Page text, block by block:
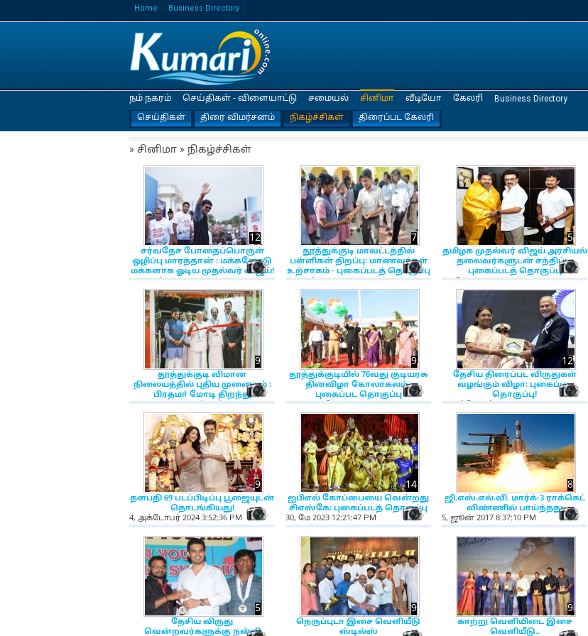
Home Business Directory
நம் நகரம் செய்திகள் - விளையாட்டு சமையல்
சினிமா
செய்திகள்
திரை விமர்சனம் நிகழ்ச்சிகள் திரைப்பட கேலரி
வீடியோ கேலரி Business Directory
» சினிமா » நிகழ்ச்சிகள்
NewsIcon
சர்வதேச போதைப்பொருள்
ஒழிப்பு மாரத்தான் : மக்களோடு
மக்களாக ஓடிய முதல்வர் விஜய்!
12
26, ஜூன் 2026 11:59:02 AM
NewsIcon
தூத்துக்குடி மாவட்டத்தில்
பள்ளிகள் திறப்பு: மாணவர்கள்
உற்சாகம் - புகைப்படத் தொகுப்பு
7
4, ஜூன் 2026 11:01:45 AM
தமிழக முதல்வர் விஜய் அரசியல்
தலைவர்களுடன் சந்திப்பு:
புகைப்படத் தொகுப்பு
5
11, மே 2026 8:58:59 PM
NewsIcon
தூத்துக்குடி விமான
நிலையத்தில் புதிய முனையம் :
பிரதமா் மோடி திறந்து
வைத்தார்!
9
27, ஜூலை 2025 1:03:52 PM
NewsIcon
தூத்துக்குடியில் 76வது குடியரசு
தினவிழா கோலாகலம் :
புகைப்பட தொகுப்பு
9
27, ஜனவரி 2025 12:42:27 PM
தேசிய திரைப்பட விருதுகள்
வழங்கும் விழா: புகைப்பட
தொகுப்பு!
12
9, அக்டோபர் 2024 11:17:41 AM
NewsIcon
தளபதி 69 படப்பிடிப்பு பூஜையுடன்
தொடங்கியது!
9
4, அக்டோபர் 2024 3:52:36 PM NewsIcon
ஐபிஎல் கோப்பையை வென்றது
சிஎஸ்கே: புகைப்படத் தொகுப்பு
14
30, மே 2023 12:21:47 PM
ஜி.எஸ்.எல்.வி. மார்க்-3 ராக்கெட்
விண்ணில் பாய்ந்தது
8
5, ஜூன் 2017 8:37:10 PM
தேசிய விருது
வென்றவர்களுக்கு நன்றி
5
நெருப்புடா இசை வெளியீடு
ஸ்டில்ஸ்
9
காற்று வெளியிடை இசை
வெளியீடு..
9